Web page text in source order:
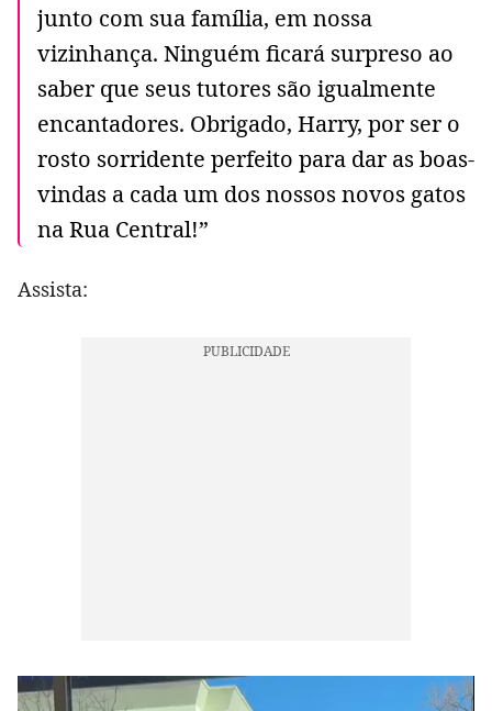
junto com sua família, em nossa
vizinhança. Ninguém ficará surpreso ao
saber que seus tutores são igualmente
encantadores. Obrigado, Harry, por ser o
rosto sorridente perfeito para dar as boas-
vindas a cada um dos nossos novos gatos
na Rua Central!”
Assista: